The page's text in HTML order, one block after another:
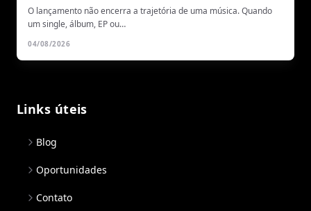
O lançamento não encerra a trajetória de uma música. Quando
um single, álbum, EP ou…
04/08/2026
Links úteis
Blog
Oportunidades
Contato